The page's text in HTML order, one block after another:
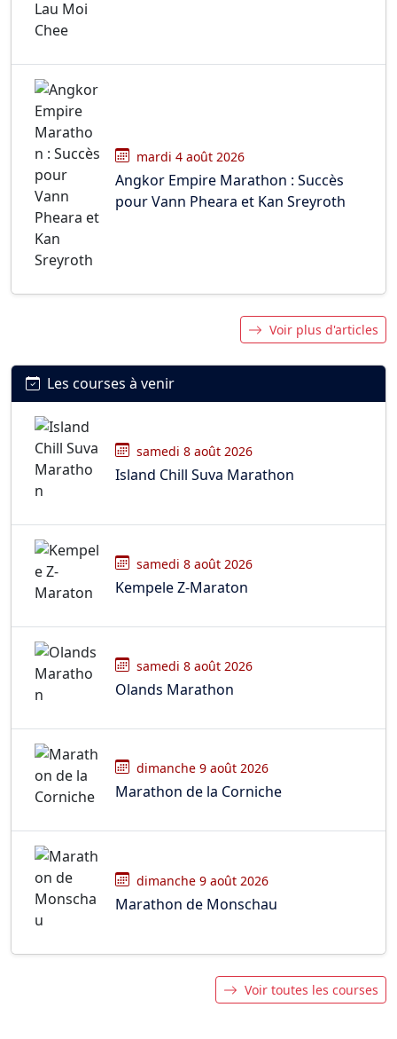
mardi 4 août 2026
Angkor Empire Marathon : Succès
pour Vann Pheara et Kan Sreyroth
Voir plus d'articles
Les courses à venir
samedi 8 août 2026
Island Chill Suva Marathon
samedi 8 août 2026
Kempele Z-Maraton
samedi 8 août 2026
Olands Marathon
dimanche 9 août 2026
Marathon de la Corniche
dimanche 9 août 2026
Marathon de Monschau
Voir toutes les courses